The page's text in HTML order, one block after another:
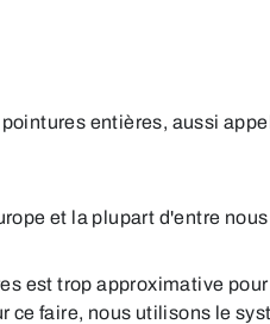
entières, aussi
et la plupart d'entre
est trop approximative
ce faire, nous utilisons le